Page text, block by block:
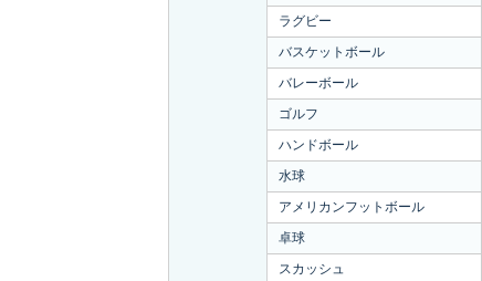
ラグビー
バスケットボール
バレーボール
ゴルフ
ハンドボール
水球
アメリカンフットボール
卓球
スカッシュ